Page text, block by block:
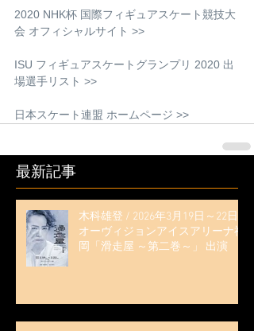
2020 NHK杯 国際フィギュアスケート競技大
会 オフィシャルサイト >>
ISU フィギュアスケートグランプリ 2020 出
場選手リスト >>
日本スケート連盟 ホームページ >>
最新記事
木科雄登 / 2026年3月19日～22日
オーヴィジョンアイスアリーナ福
岡「滑走屋 ～第二巻～」 出演